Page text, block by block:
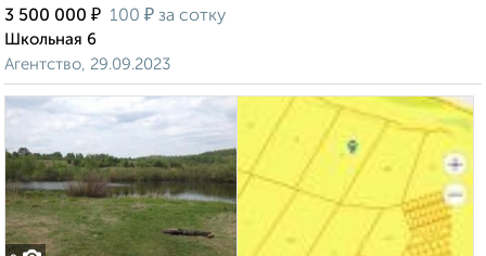
3 500 000 ₽ 100 ₽ за сотку
Школьная 6
Агентство, 29.09.2023